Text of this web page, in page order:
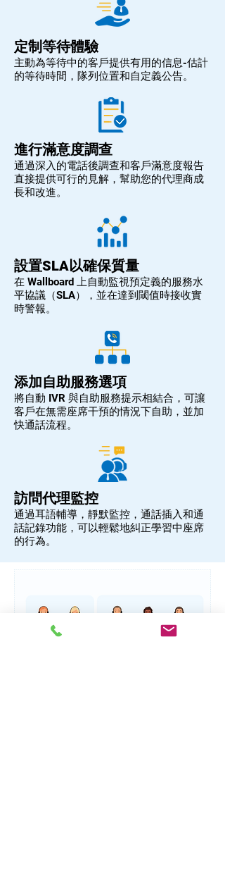
定制等待體驗
主動為等待中的客戶提供有用的信息-估計
的等待時間，隊列位置和自定義公告。
進行滿意度調查
通過深入的電話後調查和客戶滿意度報告
直接提供可行的見解，幫助您的代理商成
長和改進。
設置SLA以確保質量
在 Wallboard 上自動監視預定義的服務水
平協議（SLA），並在達到閾值時接收實
時警報。
添加自助服務選項
將自動 IVR 與自助服務提示相結合，可讓
客戶在無需座席干預的情況下自助，並加
快通話流程。
訪問代理監控
通過耳語輔導，靜默監控，通話插入和通
話記錄功能，可以輕鬆地糾正學習中座席
的行為。